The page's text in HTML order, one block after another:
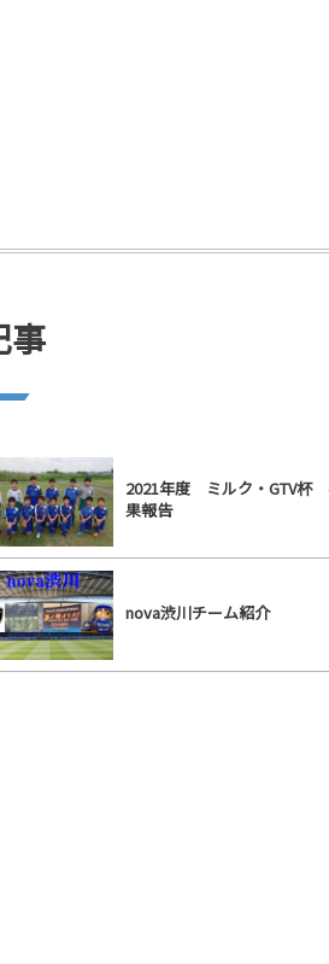
事
2021年度 ミルク・GTV杯
果報告
nova渋川チーム紹介